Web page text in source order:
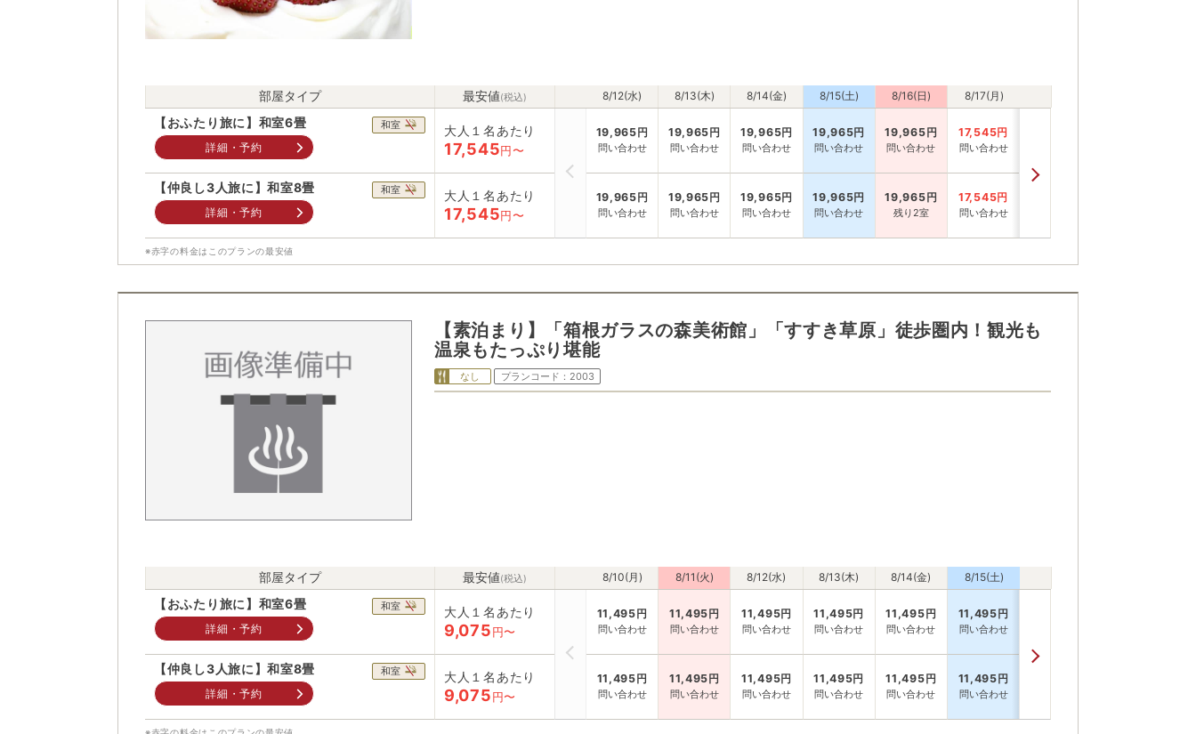
部屋タイプ 最安値(税込) 8/12(水) 8/13(木) 8/14(金) 8/15(土) 8/16(日) 8/17(月)
【おふたり旅に】和室6畳 和室
詳細・予約
大人１名あたり
17,545円〜
19,965円
問い合わせ
19,965円
問い合わせ
19,965円
問い合わせ
19,965円
問い合わせ
19,965円
問い合わせ
17,545円
問い合わせ
【仲良し3人旅に】和室8畳 和室
詳細・予約
大人１名あたり
17,545円〜
19,965円
問い合わせ
19,965円
問い合わせ
19,965円
問い合わせ
19,965円
問い合わせ
19,965円
残り2室
17,545円
問い合わせ
※赤字の料金はこのプランの最安値
【素泊まり】「箱根ガラスの森美術館」「すすき草原」徒歩圏内！観光も
温泉もたっぷり堪能
なし プランコード： 2003
部屋タイプ 最安値(税込) 8/10(月) 8/11(火) 8/12(水) 8/13(木) 8/14(金) 8/15(土)
【おふたり旅に】和室6畳 和室
詳細・予約
大人１名あたり
9,075円〜
11,495円
問い合わせ
11,495円
問い合わせ
11,495円
問い合わせ
11,495円
問い合わせ
11,495円
問い合わせ
11,495円
問い合わせ
【仲良し3人旅に】和室8畳 和室
詳細・予約
大人１名あたり
9,075円〜
11,495円
問い合わせ
11,495円
問い合わせ
11,495円
問い合わせ
11,495円
問い合わせ
11,495円
問い合わせ
11,495円
問い合わせ